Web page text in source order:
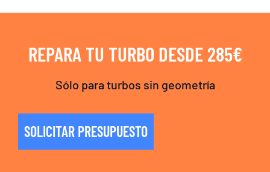
REPARA TU TURBO DESDE 285€
Sólo para turbos sin geometría
SOLICITAR PRESUPUESTO